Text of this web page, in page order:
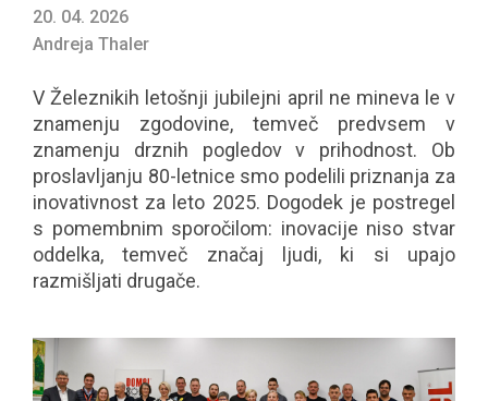
20. 04. 2026
Andreja Thaler
V Železnikih letošnji jubilejni april ne mineva le v
znamenju zgodovine, temveč predvsem v
znamenju drznih pogledov v prihodnost. Ob
proslavljanju 80-letnice smo podelili priznanja za
inovativnost za leto 2025. Dogodek je postregel
s pomembnim sporočilom: inovacije niso stvar
oddelka, temveč značaj ljudi, ki si upajo
razmišljati drugače.